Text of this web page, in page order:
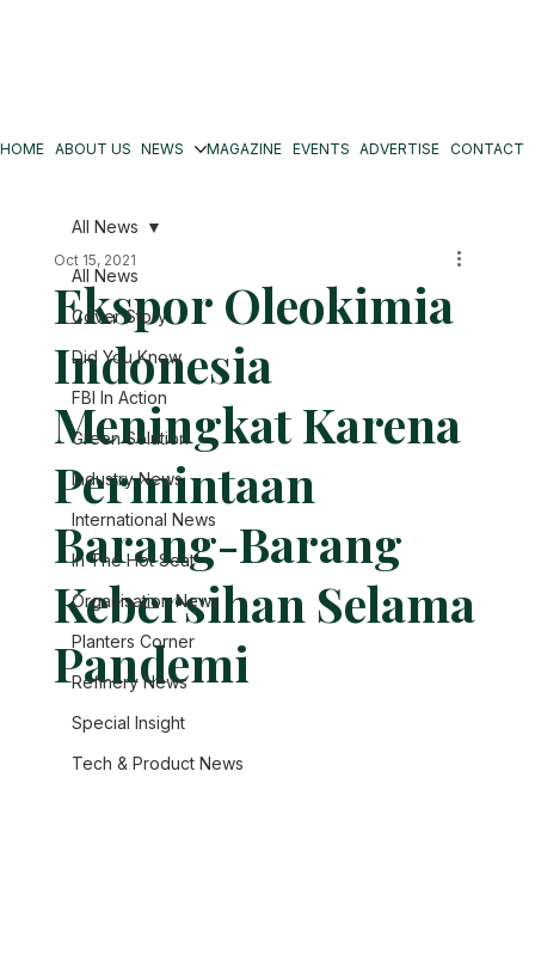
HOME ABOUT US NEWS MAGAZINE EVENTS ADVERTISE CONTACT
All News
Cover Story
Did You Know
FBI In Action
Green Solution
Industry News
International News
In The Hot Seat
Organisation News
Planters Corner
Refinery News
Special Insight
Tech & Product News
All News
Ekspor Oleokimia
Indonesia
Meningkat Karena
Permintaan
Barang-Barang
Kebersihan Selama
Pandemi
Oct 15, 2021